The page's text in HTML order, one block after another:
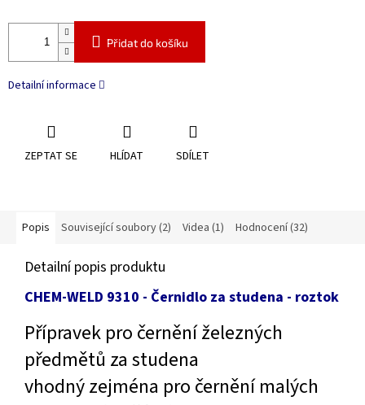
Přidat do košíku
Detailní informace
ZEPTAT SE HLÍDAT SDÍLET
Popis Související soubory (2) Videa (1) Hodnocení (32)
Detailní popis produktu
CHEM-WELD 9310 - Černidlo za studena - roztok
Přípravek pro černění železných
předmětů za studena
vhodný zejména pro černění malých